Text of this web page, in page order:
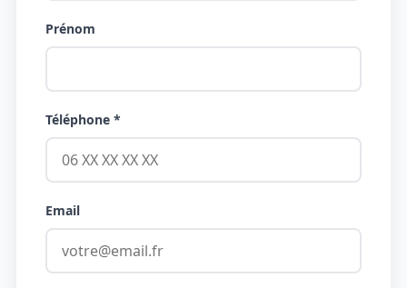
Prénom
Téléphone *
Email